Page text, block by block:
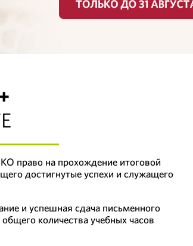
право на прохождение итоговой
достигнутые успехи и служащего
и успешная сдача письменного
количества учебных часов